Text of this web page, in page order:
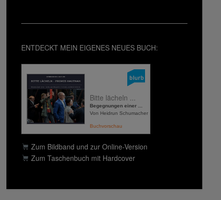
ENTDECKT MEIN EIGENES NEUES BUCH:
Bitte lächeln ...
Begegnungen einer ...
Von Heidrun Schumacher
Buchvorschau
Zum Bildband und zur Online-Version
Zum Taschenbuch mit Hardcover